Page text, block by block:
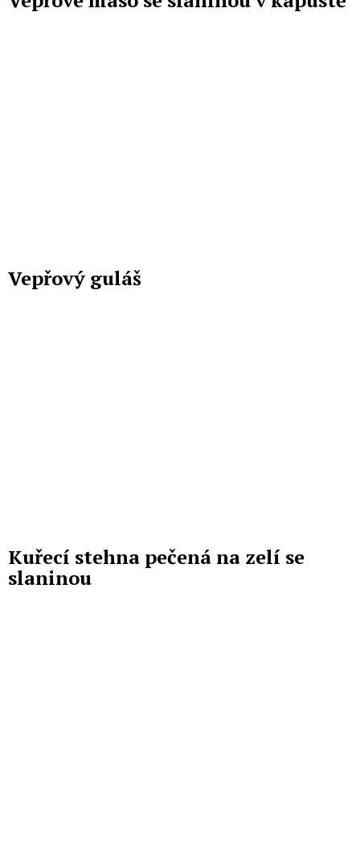
Vepřový guláš
Kuřecí stehna pečená na zelí se
slaninou